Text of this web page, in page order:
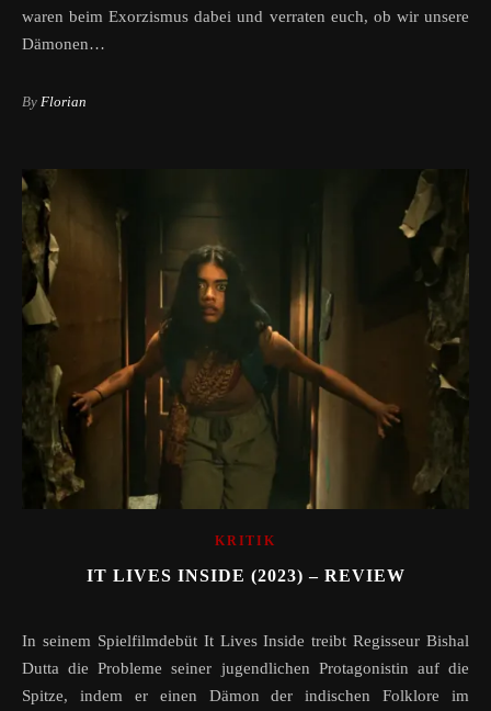
waren beim Exorzismus dabei und verraten euch, ob wir unsere
Dämonen…
By Florian
KRITIK
IT LIVES INSIDE (2023) – REVIEW
In seinem Spielfilmdebüt It Lives Inside treibt Regisseur Bishal
Dutta die Probleme seiner jugendlichen Protagonistin auf die
Spitze, indem er einen Dämon der indischen Folklore im